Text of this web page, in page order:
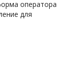
оператора
для